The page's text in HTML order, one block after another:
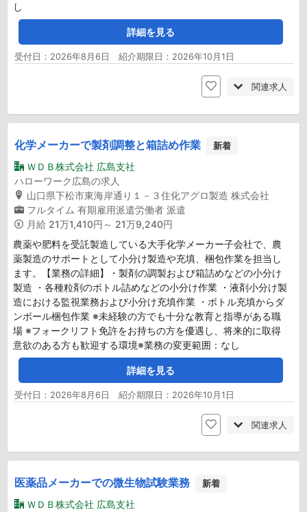
し
詳細を見る
受付日：2026年8月6日 紹介期限日：2026年10月1日
関連求人
化学メーカーで製剤調整と箱詰め作業 新着
ＷＤＢ株式会社 広島支社
ハローワーク広島の求人
山口県下松市東海岸通り１－３住化アグロ製造 株式会社
フルタイム 有期雇用派遣労働者 派遣
月給 21万1,410円～ 21万9,240円
農薬や肥料を受託製造している大手化学メーカー子会社で、農
薬製造のサポートとして小分け製造や充填、梱包作業を担当し
ます。【業務の詳細】・製剤の調製および箱詰めなどの小分け
製造 ・各種粒剤のボトル詰めなどの小分け作業 ・液剤小分け製
造における監視業務および小分け充填作業 ・ボトル充填からダ
ンボール梱包作業 ※未経験の方でも十分な教育と指導がある職
場 ※フォークリフト免許をお持ちの方を優遇し、将来的に取得
意欲のある方も歓迎する環境※業務の変更範囲：なし
詳細を見る
受付日：2026年8月6日 紹介期限日：2026年10月1日
関連求人
医薬品メーカーでの微生物試験業務 新着
ＷＤＢ株式会社 広島支社